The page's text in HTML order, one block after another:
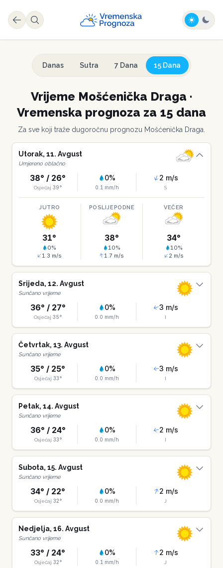
Danas Sutra 7 Dana 15 Dana
Vrijeme Mošćenička Draga ·
Vremenska prognoza za 15 dana
Za sve koji traže dugoročnu prognozu Mošćenička Draga
Utorak, 11. Avgust
Umjereno oblačno
38° / 26°
Osjećaj 39°
0%
0.1 mm/h
2 m/s
S
JUTRO
31°
0%
1.3 m/s
POSLIJEPODNE
38°
10%
1.7 m/s
VEČER
34°
10%
2 m/s
Srijeda, 12. Avgust
Sunčano vrijeme
36° / 27°
Osjećaj 35°
0%
0.0 mm/h
3 m/s
I
Četvrtak, 13. Avgust
Sunčano vrijeme
35° / 25°
Osjećaj 33°
0%
0.0 mm/h
3 m/s
I
Petak, 14. Avgust
Sunčano vrijeme
36° / 24°
Osjećaj 33°
0%
0.0 mm/h
2 m/s
I
Subota, 15. Avgust
Sunčano vrijeme
34° / 22°
Osjećaj 32°
0%
0.0 mm/h
2 m/s
J
Nedjelja, 16. Avgust
Sunčano vrijeme
33° / 24°
Osjećaj 32°
0%
0.1 mm/h
2 m/s
J